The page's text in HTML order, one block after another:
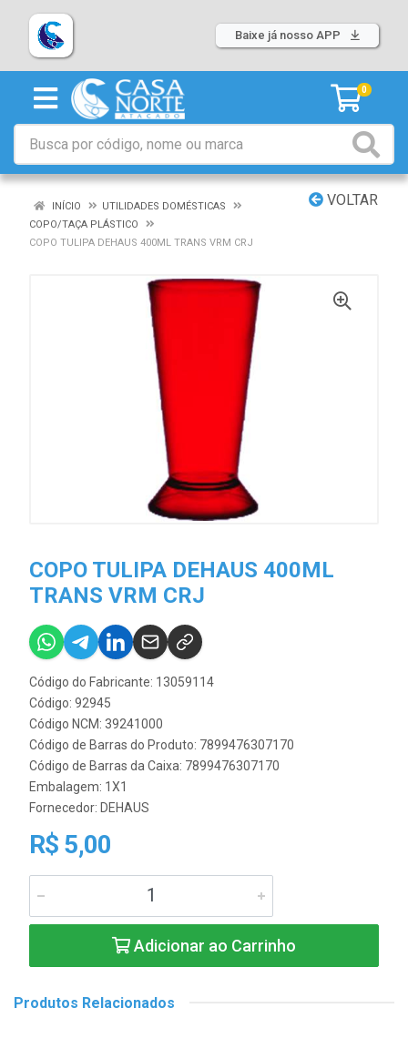
Baixe já nosso APP
0
VOLTAR
INÍCIO
UTILIDADES DOMÉSTICAS
COPO/TAÇA PLÁSTICO
COPO TULIPA DEHAUS 400ML TRANS VRM CRJ
COPO TULIPA DEHAUS 400ML
TRANS VRM CRJ
Código do Fabricante: 13059114
Código: 92945
Código NCM: 39241000
Código de Barras do Produto: 7899476307170
Código de Barras da Caixa: 7899476307170
Embalagem: 1X1
Fornecedor: DEHAUS
R$ 5,00
Adicionar ao Carrinho
Produtos Relacionados